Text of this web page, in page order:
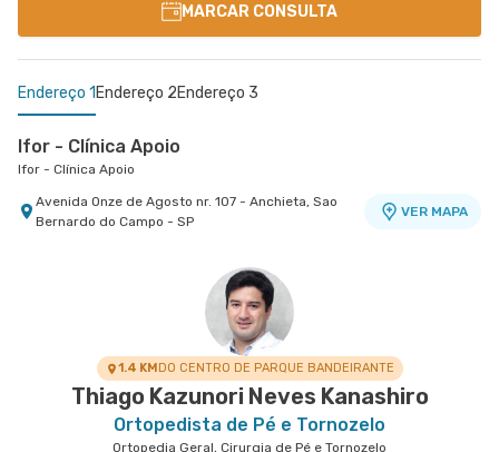
MARCAR CONSULTA
Endereço 1 Endereço 2Endereço 3
Ifor - Clínica Apoio
Ifor - Clínica Apoio
Avenida Onze de Agosto nr. 107 - Anchieta, Sao
Bernardo do Campo - SP
VER MAPA
Rua Americo Brasiliense nr. 596 - Centro, Sao
Hospital e Maternidade São Luiz São Caetano
Rua Walter Figueira nr. S/N 9° Andar - Ceramica,
1.4 KMDO CENTRO DE PARQUE BANDEIRANTE
Thiago Kazunori Neves Kanashiro
Ortopedista de Pé e Tornozelo
Ortopedia Geral, Cirurgia de Pé e Tornozelo